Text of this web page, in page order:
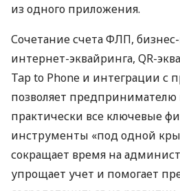
из одного приложения.
Сочетание счета ФЛП,
интернет-эквайринга, QR-
Tap to Phone и интеграции
позволяет предпринимателю
практически все ключевые
инструменты «под одной
сокращает время на
упрощает учет и помогает